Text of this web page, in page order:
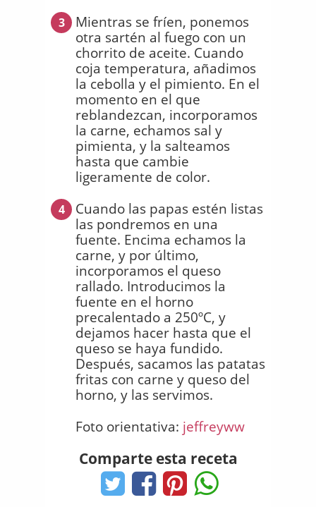
3
Mientras se fríen, ponemos
otra sartén al fuego con un
chorrito de aceite. Cuando
coja temperatura, añadimos
la cebolla y el pimiento. En el
momento en el que
reblandezcan, incorporamos
la carne, echamos sal y
pimienta, y la salteamos
hasta que cambie
ligeramente de color.
4
Cuando las papas estén listas
las pondremos en una
fuente. Encima echamos la
carne, y por último,
incorporamos el queso
rallado. Introducimos la
fuente en el horno
precalentado a 250ºC, y
dejamos hacer hasta que el
queso se haya fundido.
Después, sacamos las patatas
fritas con carne y queso del
horno, y las servimos.
Foto orientativa: jeffreyww
Comparte esta receta